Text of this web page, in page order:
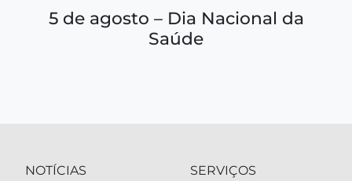
5 de agosto – Dia Nacional da
Saúde
NOTÍCIAS
SERVIÇOS